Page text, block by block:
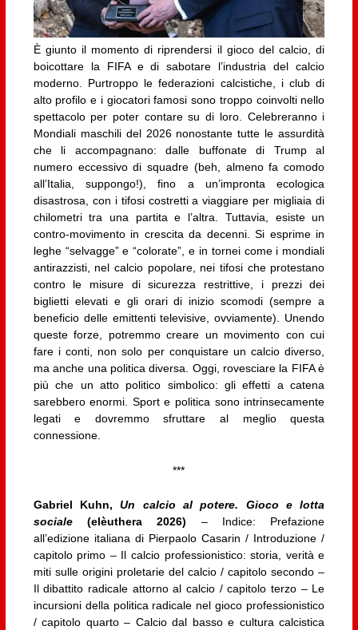
È giunto il momento di riprendersi il gioco del calcio, di
boicottare la FIFA e di sabotare l’industria del calcio
moderno. Purtroppo le federazioni calcistiche, i club di
alto profilo e i giocatori famosi sono troppo coinvolti nello
spettacolo per poter contare su di loro. Celebreranno i
Mondiali maschili del 2026 nonostante tutte le assurdità
che li accompagnano: dalle buffonate di Trump al
numero eccessivo di squadre (beh, almeno fa comodo
all’Italia, suppongo!), fino a un’impronta ecologica
disastrosa, con i tifosi costretti a viaggiare per migliaia di
chilometri tra una partita e l’altra. Tuttavia, esiste un
contro-movimento in crescita da decenni. Si esprime in
leghe “selvagge” e “colorate”, e in tornei come i mondiali
antirazzisti, nel calcio popolare, nei tifosi che protestano
contro le misure di sicurezza restrittive, i prezzi dei
biglietti elevati e gli orari di inizio scomodi (sempre a
beneficio delle emittenti televisive, ovviamente). Unendo
queste forze, potremmo creare un movimento con cui
fare i conti, non solo per conquistare un calcio diverso,
ma anche una politica diversa. Oggi, rovesciare la FIFA è
più che un atto politico simbolico: gli effetti a catena
sarebbero enormi. Sport e politica sono intrinsecamente
legati e dovremmo sfruttare al meglio questa
connessione.
***
Gabriel Kuhn,Un calcio al potere. Gioco e lotta
sociale(elèuthera 2026) – Indice: Prefazione
all’edizione italiana di Pierpaolo Casarin / Introduzione /
capitolo primo – Il calcio professionistico: storia, verità e
miti sulle origini proletarie del calcio / capitolo secondo –
Il dibattito radicale attorno al calcio / capitolo terzo – Le
incursioni della politica radicale nel gioco professionistico
/ capitolo quarto – Calcio dal basso e cultura calcistica